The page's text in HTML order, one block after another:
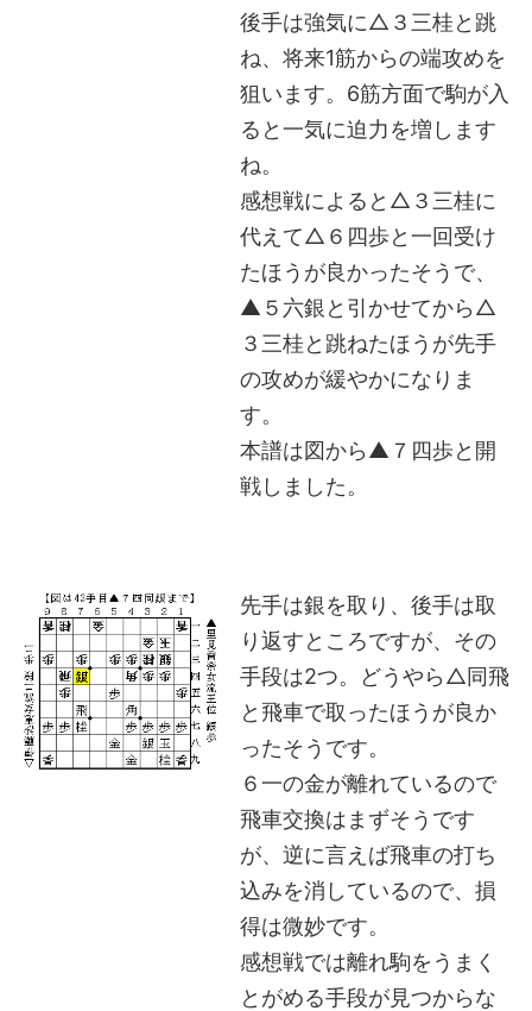
後手は強気に△３三桂と跳
ね、将来1筋からの端攻めを
狙います。6筋方面で駒が入
ると一気に迫力を増します
ね。
感想戦によると△３三桂に
代えて△６四歩と一回受け
たほうが良かったそうで、
▲５六銀と引かせてから△
３三桂と跳ねたほうが先手
の攻めが緩やかになりま
す。
本譜は図から▲７四歩と開
戦しました。
先手は銀を取り、後手は取
り返すところですが、その
手段は2つ。どうやら△同飛
と飛車で取ったほうが良か
ったそうです。
６一の金が離れているので
飛車交換はまずそうです
が、逆に言えば飛車の打ち
込みを消しているので、損
得は微妙です。
感想戦では離れ駒をうまく
とがめる手段が見つからな